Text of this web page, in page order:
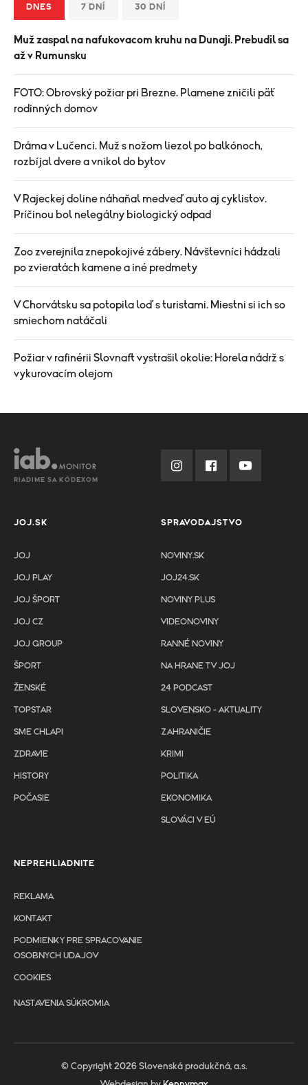
DNES 7 DNÍ 30 DNÍ
Muž zaspal na nafukovacom kruhu na Dunaji. Prebudil sa
až v Rumunsku
FOTO: Obrovský požiar pri Brezne. Plamene zničili päť
rodinných domov
Dráma v Lučenci. Muž s nožom liezol po balkónoch,
rozbíjal dvere a vnikol do bytov
V Rajeckej doline náhaňal medveď auto aj cyklistov.
Príčinou bol nelegálny biologický odpad
Zoo zverejnila znepokojivé zábery. Návštevníci hádzali
po zvieratách kamene a iné predmety
V Chorvátsku sa potopila loď s turistami. Miestni si ich so
smiechom natáčali
Požiar v rafinérii Slovnaft vystrašil okolie: Horela nádrž s
vykurovacím olejom
RIADIME SA KÓDEXOM
JOJ.SK
JOJ
JOJ PLAY
JOJ ŠPORT
JOJ CZ
JOJ GROUP
ŠPORT
ŽENSKÉ
TOPSTAR
SME CHLAPI
ZDRAVIE
HISTORY
POČASIE
SPRAVODAJSTVO
NOVINY.SK
JOJ24.SK
NOVINY PLUS
VIDEONOVINY
RANNÉ NOVINY
NA HRANE TV JOJ
24 PODCAST
SLOVENSKO - AKTUALITY
ZAHRANIČIE
KRIMI
POLITIKA
EKONOMIKA
SLOVÁCI V EÚ
NEPREHLIADNITE
REKLAMA
KONTAKT
PODMIENKY PRE SPRACOVANIE
OSOBNYCH UDAJOV
COOKIES
NASTAVENIA SÚKROMIA
© Copyright 2026 Slovenská produkčná, a.s.